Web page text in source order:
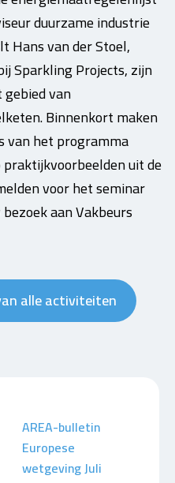
duurzame industrie
Hans van der Stoel,
Sparkling Projects, zijn
van
Binnenkort maken
van het programma
uit de
voor het seminar
aan Vakbeurs
alle activiteiten
AREA-bulletin
Europese
wetgeving Juli